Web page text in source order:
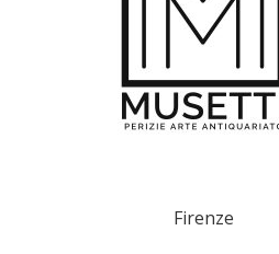
Firenze